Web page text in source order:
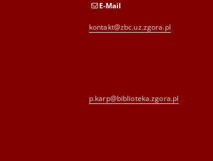
E-Mail
kontakt@zbc.uz.zgora.pl
p.karp@biblioteka.zgora.pl